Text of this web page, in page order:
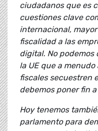
ciudadanos que es
cuestiones clave
internacional,
fiscalidad a las
digital. No podemos
la UE que a
fiscales secuestren
debemos poner fin
Hoy tenemos
parlamento para